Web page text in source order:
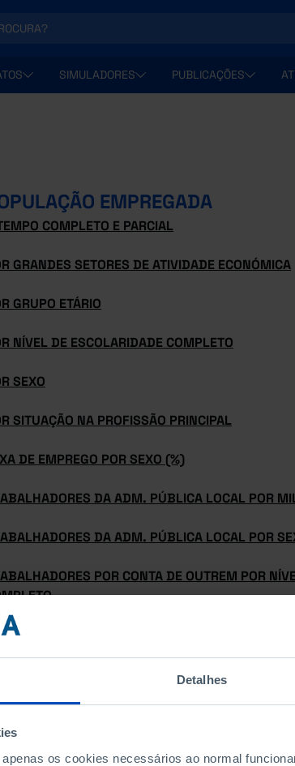
Detalhes
os cookies necessários ao normal
SIMULADORES PUBLICAÇÕES
EMPREGADA
COMPLETO E PARCIAL
GRANDES SETORES DE ATIVIDADE ECONÓMICA
GRUPO ETÁRIO
NÍVEL DE ESCOLARIDADE COMPLETO
SEXO
SITUAÇÃO NA PROFISSÃO PRINCIPAL
DE EMPREGO POR SEXO (%)
DA ADM. PÚBLICA LOCAL POR
DA ADM. PÚBLICA LOCAL POR
POR CONTA DE OUTREM POR
POR CONTA PRÓPRIA POR NÍVEL